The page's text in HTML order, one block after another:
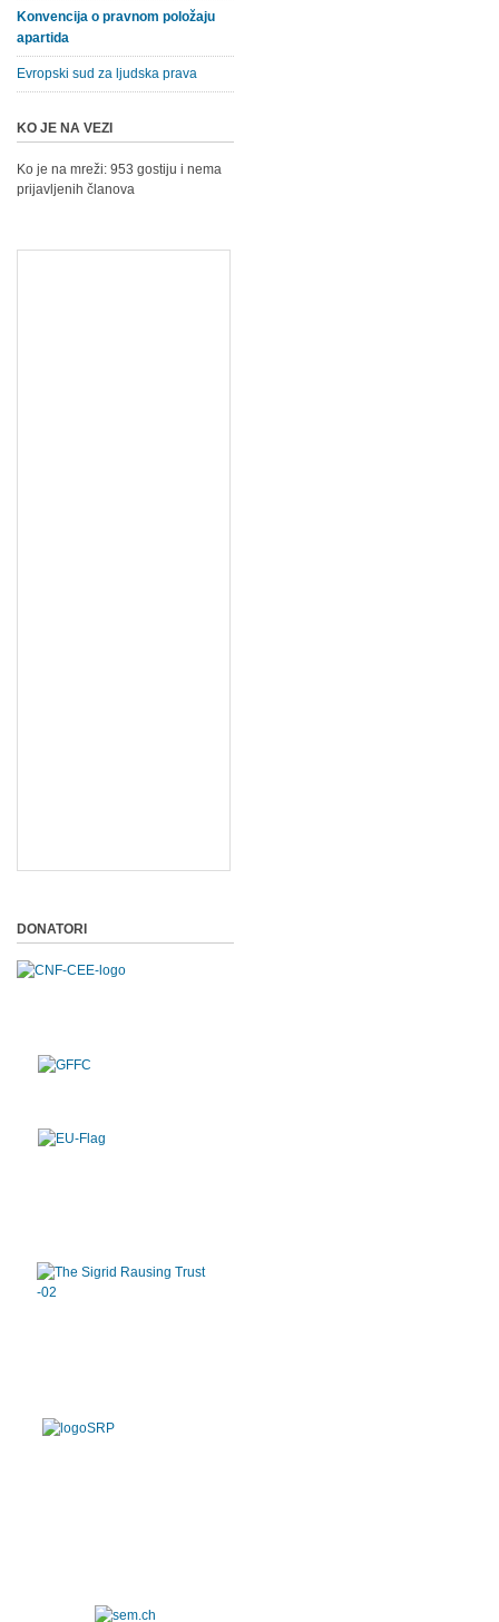
Konvencija o pravnom položaju
apartida
Evropski sud za ljudska prava
KO JE NA VEZI
Ko je na mreži: 953 gostiju i nema
prijavljenih članova
DONATORI